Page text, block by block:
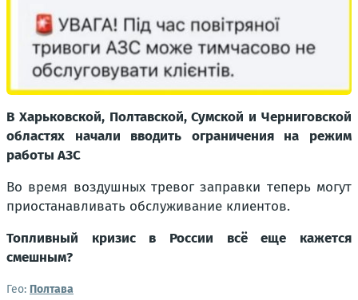
В Харьковской, Полтавской, Сумской и Черниговской
областях начали вводить ограничения на режим
работы АЗС
Во время воздушных тревог заправки теперь могут
приостанавливать обслуживание клиентов.
Топливный кризис в России всё еще кажется
смешным?
Гео: Полтава